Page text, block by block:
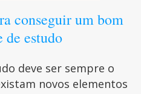
conseguir um bom
de estudo
deve ser sempre o
novos elementos